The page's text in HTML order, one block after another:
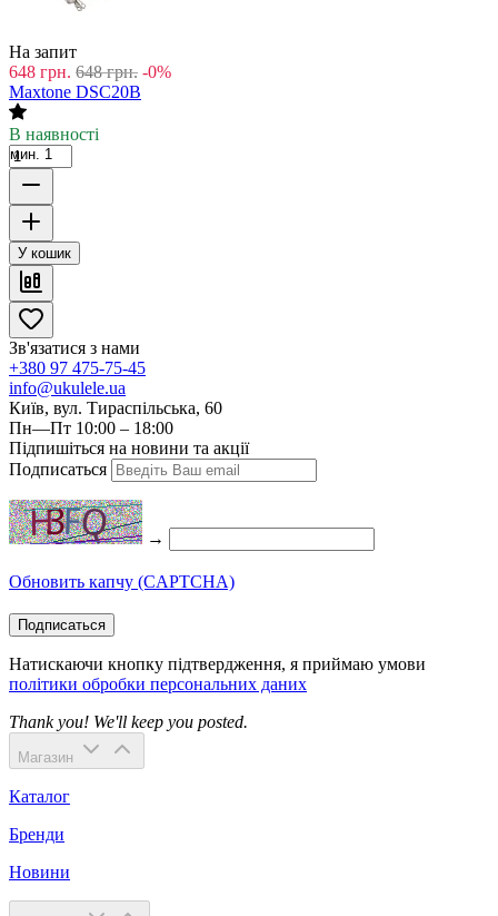
На запит
648 грн. 648 грн. -0%
Maxtone DSC20B
В наявності
мин. 1
У кошик
Зв'язатися з нами
+380 97 475-75-45
info@ukulele.ua
Київ, вул. Тираспільська, 60
Пн—Пт 10:00 – 18:00
Підпишіться на новини та акції
Подписаться
→
Обновить капчу (CAPTCHA)
Подписаться
Натискаючи кнопку підтвердження, я приймаю умови
політики обробки персональних даних
Thank you! We'll keep you posted.
Магазин
Каталог
Бренди
Новини